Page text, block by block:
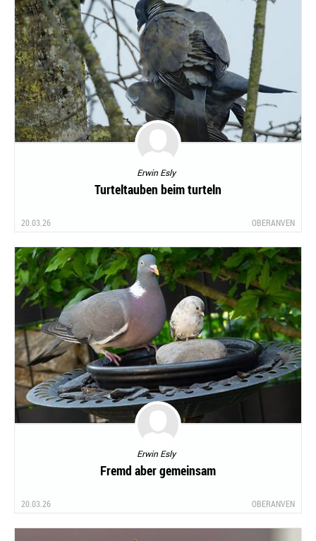
Erwin Esly
Turteltauben beim turteln
20.03.26 OBERANVEN
Erwin Esly
Fremd aber gemeinsam
20.03.26 OBERANVEN